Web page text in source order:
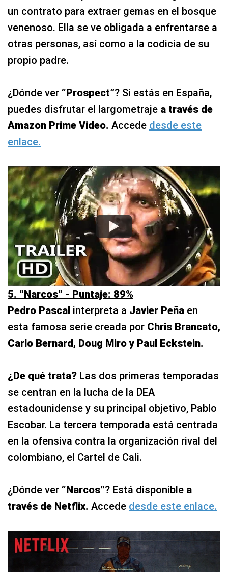
un contrato para extraer gemas en el bosque
venenoso. Ella se ve obligada a enfrentarse a
otras personas, así como a la codicia de su
propio padre.
¿Dónde ver “Prospect”? Si estás en España,
puedes disfrutar el largometraje a través de
Amazon Prime Video. Accede desde este
enlace.
5. “Narcos” - Puntaje: 89%
Pedro Pascal interpreta a Javier Peña en
esta famosa serie creada por Chris Brancato,
Carlo Bernard, Doug Miro y Paul Eckstein.
¿De qué trata? Las dos primeras temporadas
se centran en la lucha de la DEA
estadounidense y su principal objetivo, Pablo
Escobar. La tercera temporada está centrada
en la ofensiva contra la organización rival del
colombiano, el Cartel de Cali.
¿Dónde ver “Narcos”? Está disponible a
través de Netflix. Accede desde este enlace.